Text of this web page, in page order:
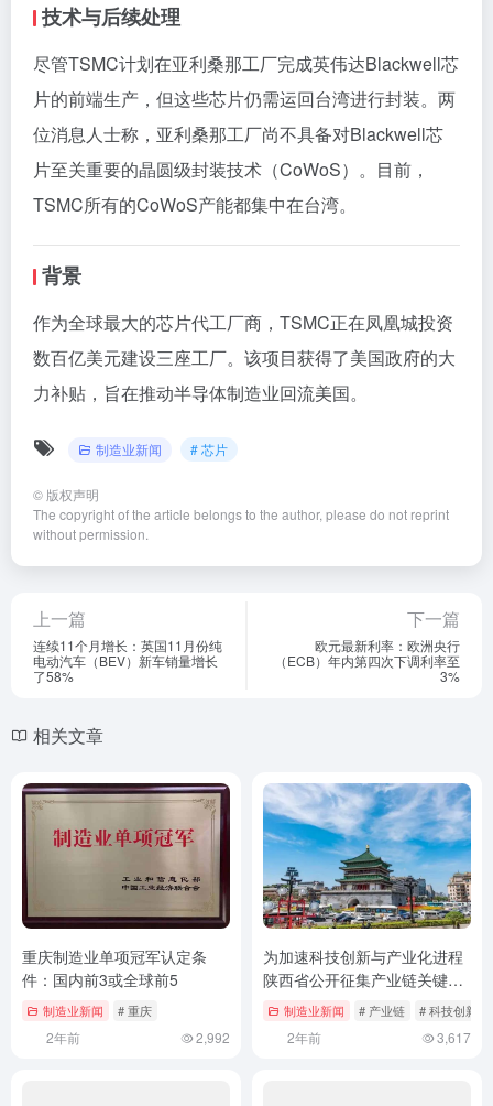
技术与后续处理
尽管TSMC计划在亚利桑那工厂完成英伟达Blackwell芯
片的前端生产，但这些芯片仍需运回台湾进行封装。两
位消息人士称，亚利桑那工厂尚不具备对Blackwell芯
片至关重要的晶圆级封装技术（CoWoS）。目前，
TSMC所有的CoWoS产能都集中在台湾。
背景
作为全球最大的芯片代工厂商，TSMC正在凤凰城投资
数百亿美元建设三座工厂。该项目获得了美国政府的大
力补贴，旨在推动半导体制造业回流美国。
制造业新闻 # 芯片
© 版权声明
The copyright of the article belongs to the author, please do not reprint
without permission.
上一篇
连续11个月增长：英国11月份纯
电动汽车（BEV）新车销量增长
了58%
下一篇
欧元最新利率：欧洲央行
（ECB）年内第四次下调利率至
3%
相关文章
重庆制造业单项冠军认定条
件：国内前3或全球前5
制造业新闻 # 重庆
2年前 2,992
为加速科技创新与产业化进程
陕西省公开征集产业链关键核
心技术
制造业新闻 # 产业链 # 科技创新
2年前 3,617